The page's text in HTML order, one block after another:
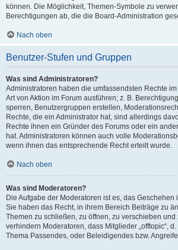
können. Die Möglichkeit, Themen-Symbole zu
Berechtigungen ab, die die Board-Administration
Nach oben
Benutzer-Stufen und Gruppen
Was sind Administratoren?
Administratoren haben die umfassendsten Rechte
Art von Aktion im Forum ausführen; z. B.
sperren, Benutzergruppen erstellen,
Rechte, die ein Administrator hat, sind allerdings
Rechte ihnen ein Gründer des Forums oder ein
hat. Administratoren können auch volle
wenn ihnen das entsprechende Recht erteilt wurde.
Nach oben
Was sind Moderatoren?
Die Aufgabe der Moderatoren ist es, das Geschehen
Sie haben das Recht, in ihrem Bereich Beiträge zu
Themen zu schließen, zu öffnen, zu verschieben
verhindern Moderatoren, dass Mitglieder „offtopic“,
Thema Passendes, oder Beleidigendes bzw.